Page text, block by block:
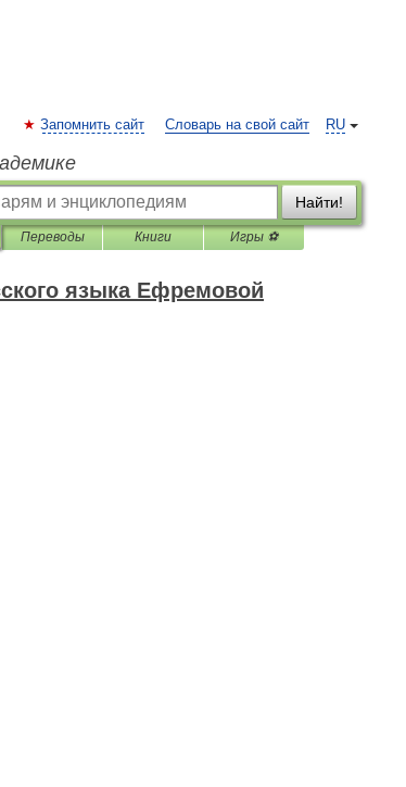
RU
Запомнить сайт Словарь на свой сайт
Найти!
Переводы Книги Игры ⚽
языка Ефремовой